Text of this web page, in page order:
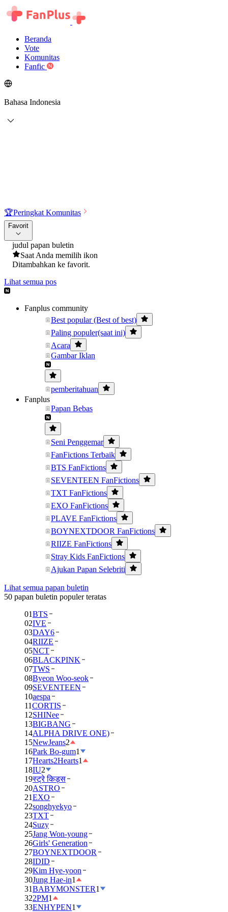
Beranda
Vote
Komunitas
Fanfic
Bahasa Indonesia
🏆Peringkat Komunitas
Favorit
judul papan buletin
Saat Anda memilih ikon
Ditambahkan ke favorit.
Lihat semua pos
Fanplus community
Best popular (Best of best)
Paling populer(saat ini)
Acara
Gambar Iklan
pemberitahuan
Fanplus
Papan Bebas
Seni Penggemar
FanFictions Terbaik
BTS FanFictions
SEVENTEEN FanFictions
TXT FanFictions
EXO FanFictions
PLAVE FanFictions
BOYNEXTDOOR FanFictions
RIIZE FanFictions
Stray Kids FanFictions
Ajukan Papan Selebriti
Lihat semua papan buletin
50 papan buletin populer teratas
01BTS
02IVE
03DAY6
04RIIZE
05NCT
06BLACKPINK
07TWS
08Byeon Woo-seok
09SEVENTEEN
10aespa
11CORTIS
12SHINee
13BIGBANG
14ALPHA DRIVE ONE)
15NewJeans2
16Park Bo-gum1
17Hearts2Hearts1
18IU2
19स्ट्रे किड्स
20ASTRO
21EXO
22songhyekyo
23TXT
24Suzy
25Jang Won-young
26Girls' Generation
27BOYNEXTDOOR
28IDID
29Kim Hye-yoon
30Jung Hae-in1
31BABYMONSTER1
322PM1
33ENHYPEN1